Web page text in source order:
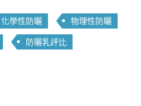
化學性防曬 物理性防曬
防曬乳評比